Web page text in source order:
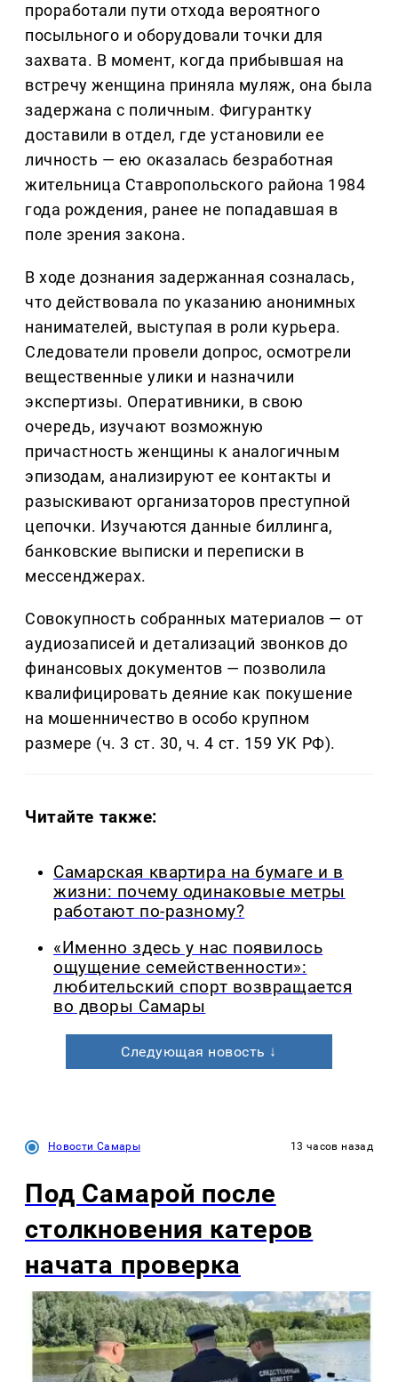
проработали пути отхода вероятного
посыльного и оборудовали точки для
захвата. В момент, когда прибывшая на
встречу женщина приняла муляж, она была
задержана с поличным. Фигурантку
доставили в отдел, где установили ее
личность — ею оказалась безработная
жительница Ставропольского района 1984
года рождения, ранее не попадавшая в
поле зрения закона.
В ходе дознания задержанная созналась,
что действовала по указанию анонимных
нанимателей, выступая в роли курьера.
Следователи провели допрос, осмотрели
вещественные улики и назначили
экспертизы. Оперативники, в свою
очередь, изучают возможную
причастность женщины к аналогичным
эпизодам, анализируют ее контакты и
разыскивают организаторов преступной
цепочки. Изучаются данные биллинга,
банковские выписки и переписки в
мессенджерах.
Совокупность собранных материалов — от
аудиозаписей и детализаций звонков до
финансовых документов — позволила
квалифицировать деяние как покушение
на мошенничество в особо крупном
размере (ч. 3 ст. 30, ч. 4 ст. 159 УК РФ).
Читайте также:
Самарская квартира на бумаге и в
жизни: почему одинаковые метры
работают по-разному?
«Именно здесь у нас появилось
ощущение семейственности»:
любительский спорт возвращается
во дворы Самары
Следующая новость ↓
Новости Самары 13 часов назад
Под Самарой после
столкновения катеров
начата проверка